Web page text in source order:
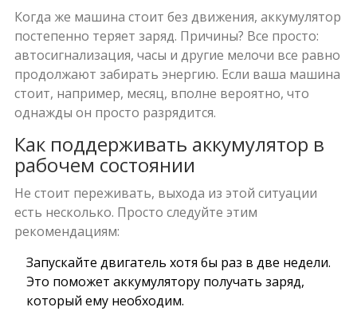
Когда же машина стоит без движения, аккумулятор
постепенно теряет заряд. Причины? Все просто:
автосигнализация, часы и другие мелочи все равно
продолжают забирать энергию. Если ваша машина
стоит, например, месяц, вполне вероятно, что
однажды он просто разрядится.
Как поддерживать аккумулятор в
рабочем состоянии
Не стоит переживать, выхода из этой ситуации
есть несколько. Просто следуйте этим
рекомендациям:
Запускайте двигатель хотя бы раз в две недели.
Это поможет аккумулятору получать заряд,
который ему необходим.